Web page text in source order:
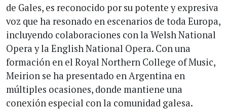
de Gales, es reconocido por su potente y expresiva
voz que ha resonado en escenarios de toda Europa,
incluyendo colaboraciones con la Welsh National
Opera y la English National Opera. Con una
formación en el Royal Northern College of Music,
Meirion se ha presentado en Argentina en
múltiples ocasiones, donde mantiene una
conexión especial con la comunidad galesa.